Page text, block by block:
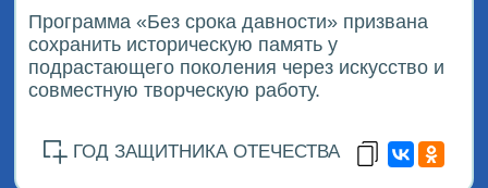
Программа «Без срока давности» призвана
сохранить историческую память у
подрастающего поколения через искусство и
совместную творческую работу.
ГОД ЗАЩИТНИКА ОТЕЧЕСТВА